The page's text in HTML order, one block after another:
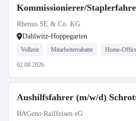
Kommissionierer/
Rhenus SE & Co. KG
Dahlwitz-Hoppegarten
Vollzeit Mitarbeiterrabatte Home-
02.08.2026
Aushilfsfahrer (m/w/d)
BAGeno Raiffeisen eG